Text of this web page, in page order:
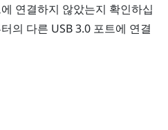
연결하지 않았는지 확인하십
의 다른 USB 3.0 포트에 연결